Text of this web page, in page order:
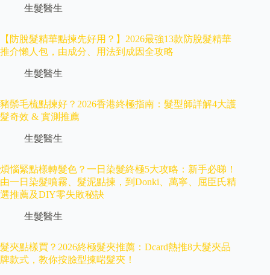
生髮醫生
【防脫髮精華點揀先好用？】2026最強13款防脫髮精華
推介懶人包，由成分、用法到成因全攻略
生髮醫生
豬鬃毛梳點揀好？2026香港終極指南：髮型師詳解4大護
髮奇效 & 實測推薦
生髮醫生
煩惱緊點樣轉髮色？一日染髮終極5大攻略：新手必睇！
由一日染髮噴霧、髮泥點揀，到Donki、萬寧、屈臣氏精
選推薦及DIY零失敗秘訣
生髮醫生
髮夾點樣買？2026終極髮夾推薦：Dcard熱推8大髮夾品
牌款式，教你按臉型揀啱髮夾！